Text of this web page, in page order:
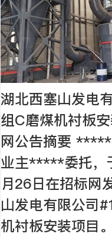
湖北西塞山发电
组C磨煤机衬板
网公告摘要
业主*****委托，
月26日在招标网
山发电有限公司
机衬板安装项目